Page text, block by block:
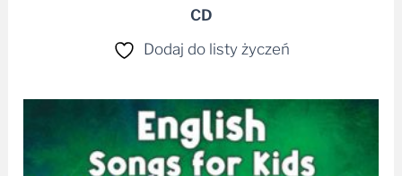
CD
Dodaj do listy życzeń